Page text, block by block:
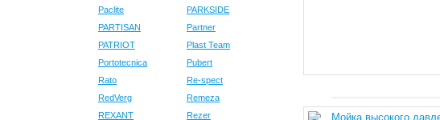
Paclite
PARKSIDE
PARTISAN
Partner
PATRIOT
Plast Team
Portotecnica
Pubert
Rato
Re-spect
RedVerg
Remeza
REXANT
Rezer